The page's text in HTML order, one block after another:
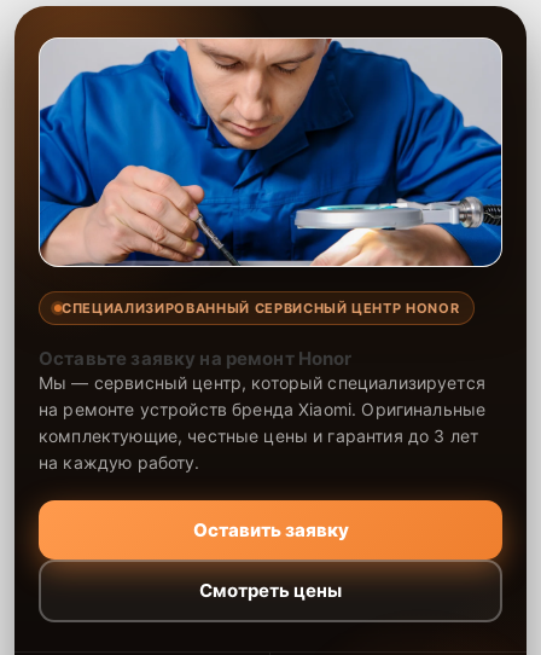
СПЕЦИАЛИЗИРОВАННЫЙ СЕРВИСНЫЙ ЦЕНТР HONOR
Оставьте заявку на ремонт Honor
Мы — сервисный центр, который специализируется
на ремонте устройств бренда Xiaomi. Оригинальные
комплектующие, честные цены и гарантия до 3 лет
на каждую работу.
Оставить заявку
Смотреть цены